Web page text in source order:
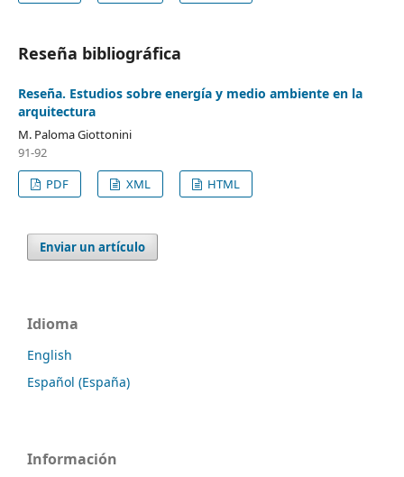
Reseña bibliográfica
Reseña. Estudios sobre energía y medio ambiente en la
arquitectura
M. Paloma Giottonini
91-92
PDF
XML HTML
Enviar un artículo
Idioma
English
Español (España)
Información